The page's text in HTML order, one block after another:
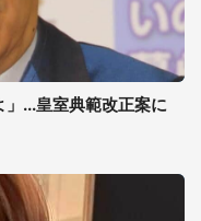
...皇室典範改正案に